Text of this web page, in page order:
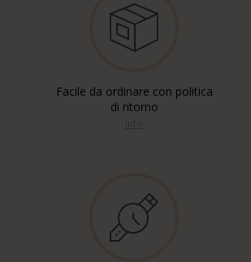
Facile da ordinare con politica
di ritorno